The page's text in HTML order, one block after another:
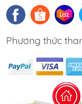
Phương thức